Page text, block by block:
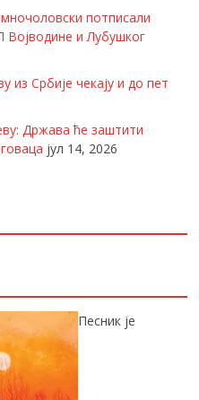
потписали
и Лубушког
из Србије чекају и до пет
Држава ће заштити
јул 14, 2026
Песник је